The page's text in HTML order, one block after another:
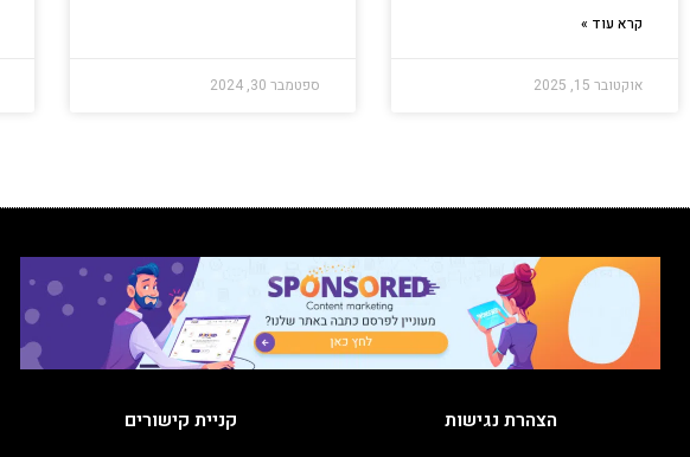
קרא עוד »
אוקטובר 15, 2025 ספטמבר 30, 2024
הצהרת נגישות קניית קישורים